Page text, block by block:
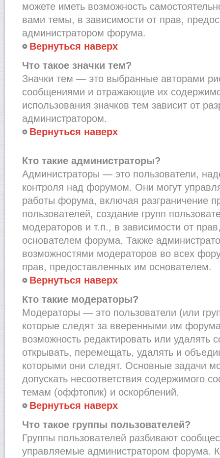
можете иметь возможность
вами темы, в зависимости от прав,
администратором форума.
Вернуться наверх
Что такое значки тем?
Значки тем — это выбранные авторами
сообщениями и отражающие их
использования значков тем зависит от
администратором.
Вернуться наверх
Кто такие администраторы?
Администраторы — это пользователи,
контроля над форумом. Они могут
работы форума, включая разграничение
пользователей, создание групп
модераторов и т.п., в зависимости от
основателем форума. Также
возможностями модераторов во всех
прав, предоставленных им основателем.
Вернуться наверх
Кто такие модераторы?
Модераторы — это пользователи (или
которые следят за вверенными им
возможность редактировать или удалять
открывать, перемещать, удалять и
которыми они следят. Основные задачи
допускать несоответствия содержимого
темам (оффтопик) и оскорблений.
Вернуться наверх
Что такое группы пользователей?
Группы пользователей разбивают
управляемые администратором форума.